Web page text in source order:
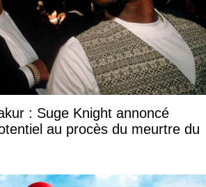
: Suge Knight annoncé
au procès du meurtre du